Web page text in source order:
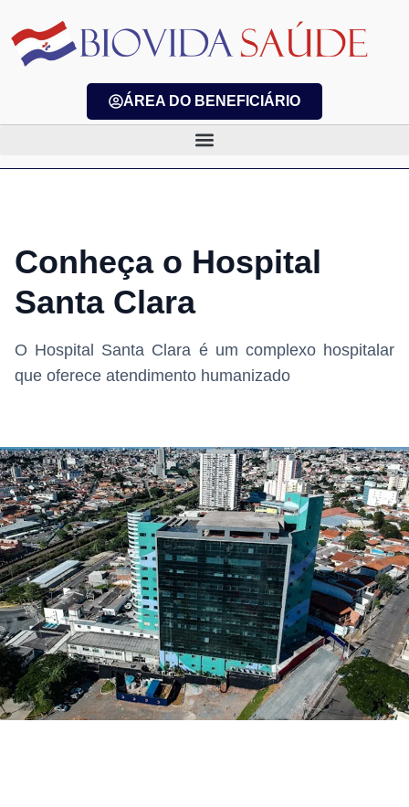
ÁREA DO BENEFICIÁRIO
Conheça o Hospital
Santa Clara
O Hospital Santa Clara é um complexo hospitalar
que oferece atendimento humanizado